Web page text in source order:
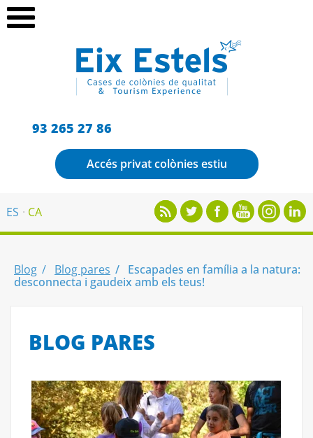
93 265 27 86
Accés privat colònies estiu
ES CA
Blog Blog pares
Escapades en família a la natura:
desconnecta i gaudeix amb els teus!
BLOG PARES